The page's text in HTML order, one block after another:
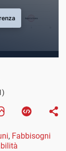
, Fabbisogni